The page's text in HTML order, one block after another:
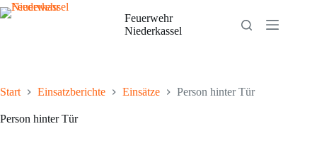
Zum
Inhalt
Feuerwehr
Niederkassel
Start Einsatzberichte Einsätze Person hinter Tür
Person hinter Tür